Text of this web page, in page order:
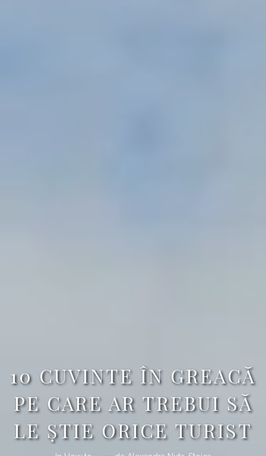
10 CUVINTE ÎN GREACĂ
PE CARE AR TREBUI SĂ
LE ŞTIE ORICE TURIST